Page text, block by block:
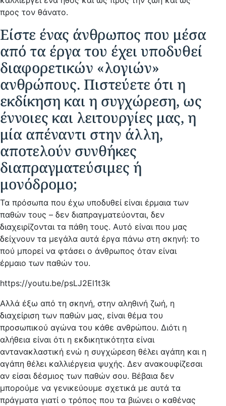
προς τον θάνατο.
Είστε ένας άνθρωπος που μέσα
από τα έργα του έχει υποδυθεί
διαφορετικών «λογιών»
ανθρώπους. Πιστεύετε ότι η
εκδίκηση και η συγχώρεση, ως
έννοιες και λειτουργίες μας, η
μία απέναντι στην άλλη,
αποτελούν συνθήκες
διαπραγματεύσιμες ή
μονόδρομο;
Τα πρόσωπα που έχω υποδυθεί είναι έρμαια των
παθών τους – δεν διαπραγματεύονται, δεν
διαχειρίζονται τα πάθη τους. Αυτό είναι που μας
δείχνουν τα μεγάλα αυτά έργα πάνω στη σκηνή: το
πού μπορεί να φτάσει ο άνθρωπος όταν είναι
έρμαιο των παθών του.
https://youtu.be/psLJ2El1t3k
Αλλά έξω από τη σκηνή, στην αληθινή ζωή, η
διαχείριση των παθών μας, είναι θέμα του
προσωπικού αγώνα του κάθε ανθρώπου. Διότι η
αλήθεια είναι ότι η εκδικητικότητα είναι
αντανακλαστική ενώ η συγχώρεση θέλει αγάπη και η
αγάπη θέλει καλλιέργεια ψυχής. Δεν ανακουφίζεσαι
αν είσαι δέσμιος των παθών σου. Βέβαια δεν
μπορούμε να γενικεύουμε σχετικά με αυτά τα
πράγματα γιατί ο τρόπος που τα βιώνει ο καθένας